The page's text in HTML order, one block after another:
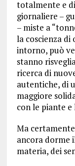
totalmente e
giornaliere –
– miste a
la coscienza di
intorno, può
stanno
ricerca di
autentiche, di
maggiore
con le piante e
Ma
ancora dorme
materia, dei